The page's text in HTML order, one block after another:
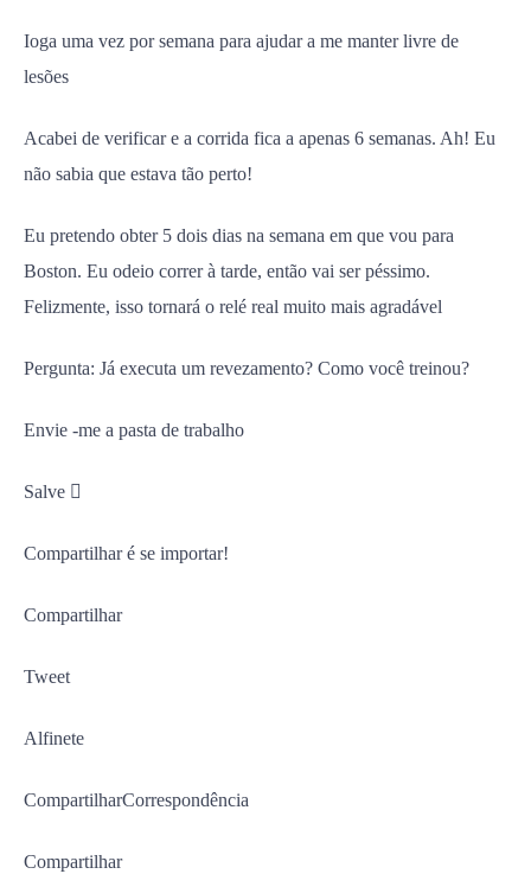
Ioga uma vez por semana para ajudar a me manter livre de
lesões
Acabei de verificar e a corrida fica a apenas 6 semanas. Ah! Eu
não sabia que estava tão perto!
Eu pretendo obter 5 dois dias na semana em que vou para
Boston. Eu odeio correr à tarde, então vai ser péssimo.
Felizmente, isso tornará o relé real muito mais agradável
Pergunta: Já executa um revezamento? Como você treinou?
Envie -me a pasta de trabalho
Salve 
Compartilhar é se importar!
Compartilhar
Tweet
Alfinete
CompartilharCorrespondência
Compartilhar